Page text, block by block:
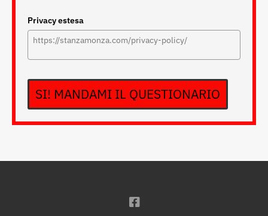
Privacy estesa
SI! MANDAMI IL QUESTIONARIO